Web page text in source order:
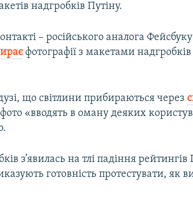
надгробків Путіну.
– російського аналога
фотографії з макетами надгробків
що світлини прибираються через
«вводять в оману деяких
з’явилась на тлі падіння рейтингів
готовність протестувати, як